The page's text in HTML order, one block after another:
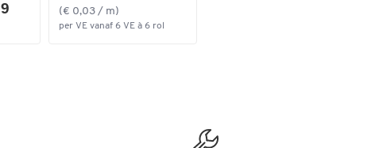
(€ 0,03 / m)
per VE vanaf 6 VE à 6 rol